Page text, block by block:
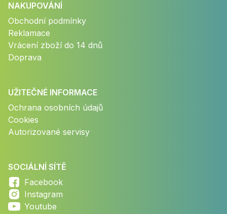
NAKUPOVÁNÍ
Obchodní podmínky
Reklamace
Vrácení zboží do 14 dnů
Doprava
UŽITEČNÉ INFORMACE
Ochrana osobních údajů
Cookies
Autorizované servisy
SOCIÁLNÍ SÍTĚ
Facebook
Instagram
Youtube